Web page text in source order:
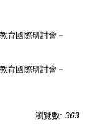
育國際研討會－
育國際研討會－
瀏覽數: 363